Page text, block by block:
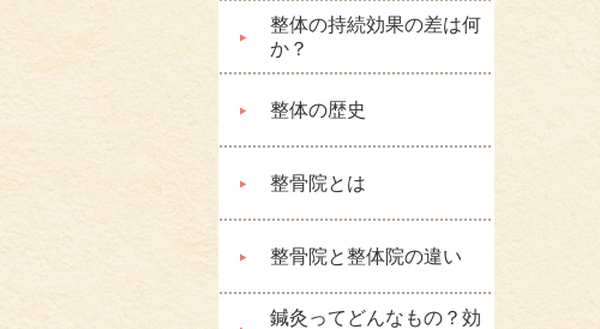
整体の持続効果の差は何
か？
整体の歴史
整骨院とは
整骨院と整体院の違い
鍼灸ってどんなもの？効